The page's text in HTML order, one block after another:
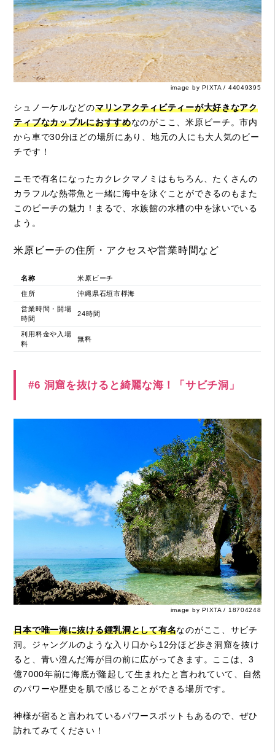
image by PIXTA / 44049395
シュノーケルなどのマリンアクティビティーが大好きなアク
ティブなカップルにおすすめなのがここ、米原ビーチ。市内
から車で30分ほどの場所にあり、地元の人にも大人気のビー
チです！
ニモで有名になったカクレクマノミはもちろん、たくさんの
カラフルな熱帯魚と一緒に海中を泳ぐことができるのもまた
このビーチの魅力！まるで、水族館の水槽の中を泳いでいる
よう。
米原ビーチの住所・アクセスや営業時間など
名称 米原ビーチ
住所 沖縄県石垣市桴海
営業時間・開場
時間
24時間
利用料金や入場
料
無料
#6 洞窟を抜けると綺麗な海！「サビチ洞」
image by PIXTA / 18704248
日本で唯一海に抜ける鍾乳洞として有名なのがここ、サビチ
洞。ジャングルのような入り口から12分ほど歩き洞窟を抜け
ると、青い澄んだ海が目の前に広がってきます。ここは、3
億7000年前に海底が隆起して生まれたと言われていて、自然
のパワーや歴史を肌で感じることができる場所です。
神様が宿ると言われているパワースポットもあるので、ぜひ
訪れてみてください！